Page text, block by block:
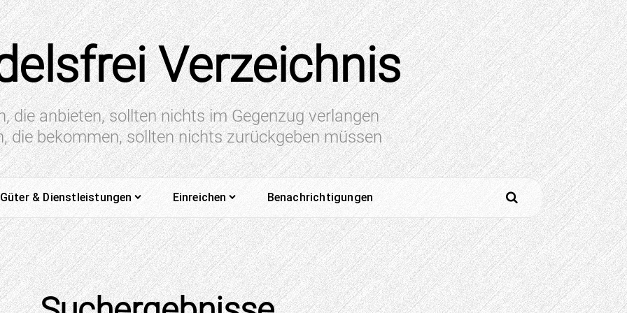
Verzeichnis
die anbieten, sollten nichts im Gegenzug verlangen
die bekommen, sollten nichts zurückgeben müssen
Güter & Dienstleistungen Einreichen Benachrichtigungen